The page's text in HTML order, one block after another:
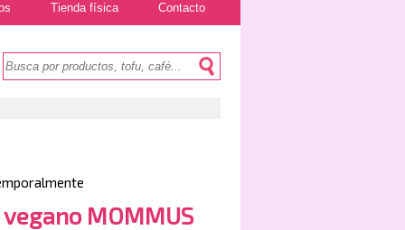
Tienda física Contacto
MOMMUS